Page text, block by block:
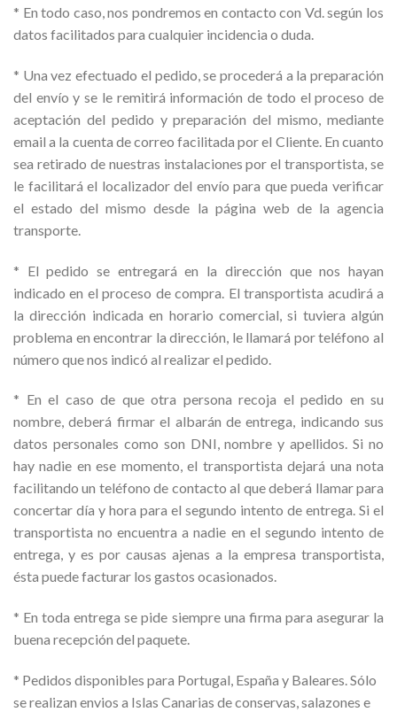
* En todo caso, nos pondremos en contacto con Vd. según los
datos facilitados para cualquier incidencia o duda.
* Una vez efectuado el pedido, se procederá a la preparación
del envío y se le remitirá información de todo el proceso de
aceptación del pedido y preparación del mismo, mediante
email a la cuenta de correo facilitada por el Cliente. En cuanto
sea retirado de nuestras instalaciones por el transportista, se
le facilitará el localizador del envío para que pueda verificar
el estado del mismo desde la página web de la agencia
transporte.
* El pedido se entregará en la dirección que nos hayan
indicado en el proceso de compra. El transportista acudirá a
la dirección indicada en horario comercial, si tuviera algún
problema en encontrar la dirección, le llamará por teléfono al
número que nos indicó al realizar el pedido.
* En el caso de que otra persona recoja el pedido en su
nombre, deberá firmar el albarán de entrega, indicando sus
datos personales como son DNI, nombre y apellidos. Si no
hay nadie en ese momento, el transportista dejará una nota
facilitando un teléfono de contacto al que deberá llamar para
concertar día y hora para el segundo intento de entrega. Si el
transportista no encuentra a nadie en el segundo intento de
entrega, y es por causas ajenas a la empresa transportista,
ésta puede facturar los gastos ocasionados.
* En toda entrega se pide siempre una firma para asegurar la
buena recepción del paquete.
* Pedidos disponibles para Portugal, España y Baleares. Sólo
se realizan envios a Islas Canarias de conservas, salazones e